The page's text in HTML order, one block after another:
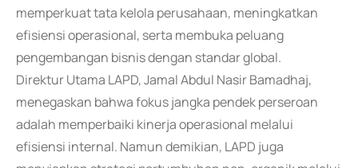
memperkuat tata kelola perusahaan, meningkatkan
efisiensi operasional, serta membuka peluang
pengembangan bisnis dengan standar global.
Direktur Utama LAPD, Jamal Abdul Nasir Bamadhaj,
menegaskan bahwa fokus jangka pendek perseroan
adalah memperbaiki kinerja operasional melalui
efisiensi internal. Namun demikian, LAPD juga